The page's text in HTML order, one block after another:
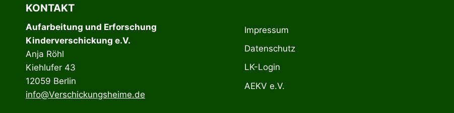
KONTAKT
Aufarbeitung und Erforschung
Kinderverschickung e.V.
Anja Röhl
Kiehlufer 43
12059 Berlin
info@Verschickungsheime.de
Impressum
Datenschutz
LK-Login
AEKV e.V.